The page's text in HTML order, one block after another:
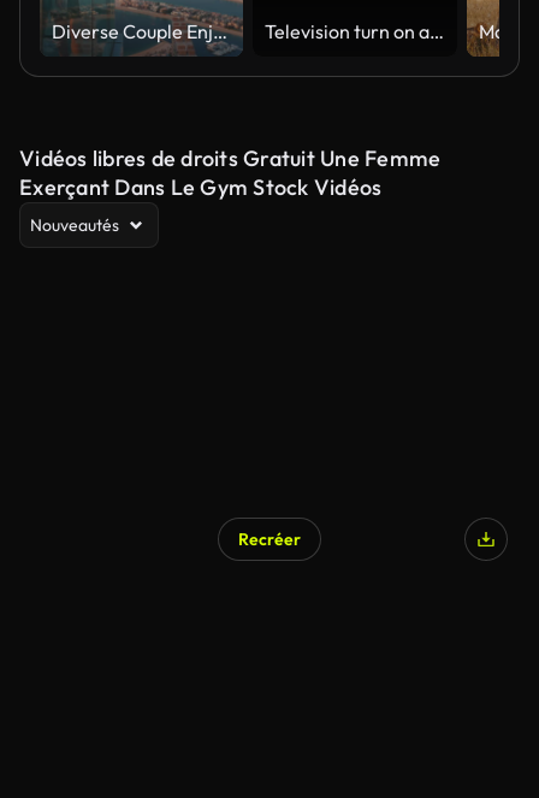
Diverse Couple Enjoying Sunset Views from High Rise Sky Deck Overlooking Palm Jumeirah Television turn on and off. Switch on tv effect, switch off tv effect. Turn on Lcd TV effect, turn off TV effect . Led Tv on and off on black background
Vidéos libres de droits Gratuit Une Femme
Exerçant Dans Le Gym Stock Vidéos
Nouveautés
Recréer